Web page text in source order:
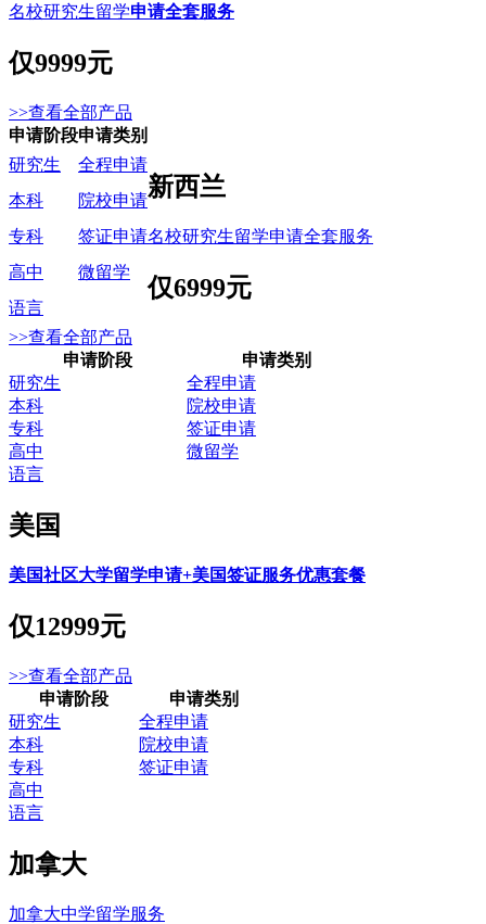
名校研究生留学申请全套服务
仅9999元
>>查看全部产品
申请阶段申请类别
研究生
全程申请
新西兰
名校研究生留学申请全套服务
仅6999元
本科
院校申请
专科
签证申请
高中
微留学
语言
>>查看全部产品
申请阶段
申请类别
研究生
全程申请
本科
院校申请
专科
签证申请
高中
微留学
语言
美国
美国社区大学留学申请+美国签证服务优惠套餐
仅12999元
>>查看全部产品
申请阶段
申请类别
研究生
全程申请
本科
院校申请
专科
签证申请
高中
语言
加拿大
加拿大中学留学服务